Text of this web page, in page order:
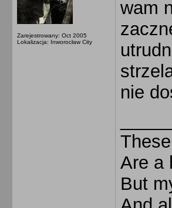
Zarejestrowany: Oct 2005
Lokalizacja: Inworocław City
wam
nie
Are a
But